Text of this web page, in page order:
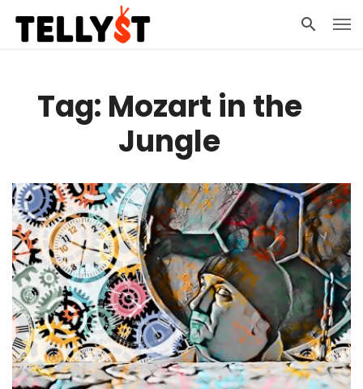
Tag: Mozart in the
Jungle